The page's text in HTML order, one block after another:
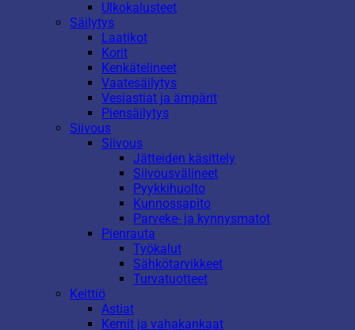
Ulkokalusteet
Säilytys
Laatikot
Korit
Kenkätelineet
Vaatesäilytys
Vesiastiat ja ämpärit
Piensäilytys
Siivous
Siivous
Jätteiden käsittely
Siivousvälineet
Pyykkihuolto
Kunnossapito
Parveke- ja kynnysmatot
Pienrauta
Työkalut
Sähkötarvikkeet
Turvatuotteet
Keittiö
Astiat
Kernit ja vahakankaat